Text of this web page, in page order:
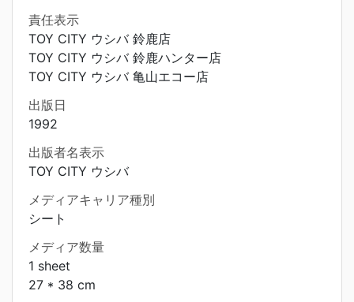
責任表示
TOY CITY ウシバ 鈴鹿店
TOY CITY ウシバ 鈴鹿ハンター店
TOY CITY ウシバ 亀山エコー店
出版日
1992
出版者名表示
TOY CITY ウシバ
メディアキャリア種別
シート
メディア数量
1 sheet
27 * 38 cm